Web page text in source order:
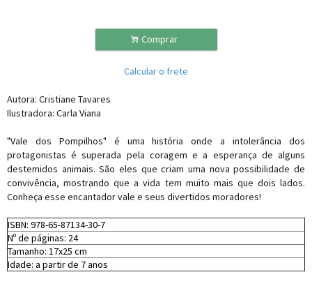
. Comprar
Calcular o frete
Autora: Cristiane Tavares
Ilustradora: Carla Viana
"Vale dos Pompilhos" é uma história onde a intolerância dos
protagonistas é superada pela coragem e a esperança de alguns
destemidos animais. São eles que criam uma nova possibilidade de
convivência, mostrando que a vida tem muito mais que dois lados.
Conheça esse encantador vale e seus divertidos moradores!
ISBN: 978-65-87134-30-7
Nº de páginas: 24
Tamanho: 17x25 cm
Idade: a partir de 7 anos